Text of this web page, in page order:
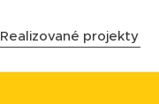
Realizované projekty